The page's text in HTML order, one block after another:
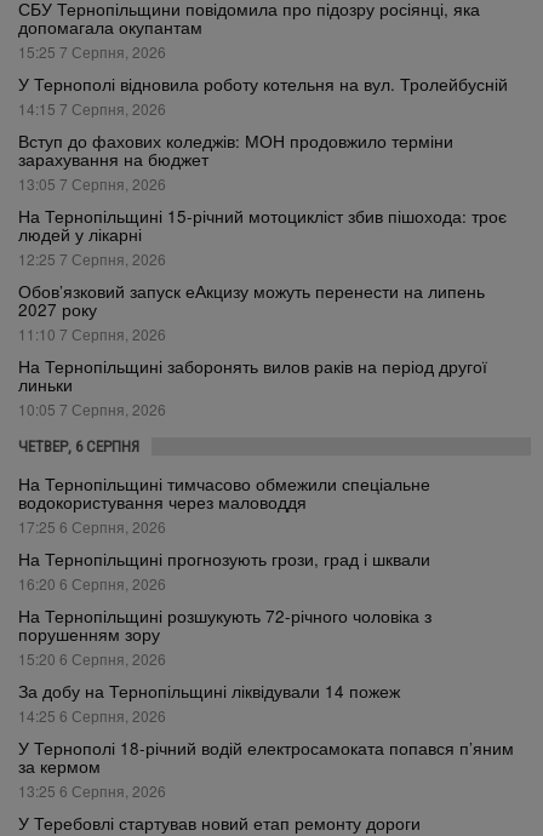
СБУ Тернопільщини повідомила про підозру росіянці, яка
допомагала окупантам
15:25 7 Серпня, 2026
У Тернополі відновила роботу котельня на вул. Тролейбусній
14:15 7 Серпня, 2026
Вступ до фахових коледжів: МОН продовжило терміни
зарахування на бюджет
13:05 7 Серпня, 2026
На Тернопільщині 15-річний мотоцикліст збив пішохода: троє
людей у лікарні
12:25 7 Серпня, 2026
Обов’язковий запуск еАкцизу можуть перенести на липень
2027 року
11:10 7 Серпня, 2026
На Тернопільщині заборонять вилов раків на період другої
линьки
10:05 7 Серпня, 2026
ЧЕТВЕР, 6 СЕРПНЯ
На Тернопільщині тимчасово обмежили спеціальне
водокористування через маловоддя
17:25 6 Серпня, 2026
На Тернопільщині прогнозують грози, град і шквали
16:20 6 Серпня, 2026
На Тернопільщині розшукують 72-річного чоловіка з
порушенням зору
15:20 6 Серпня, 2026
За добу на Тернопільщині ліквідували 14 пожеж
14:25 6 Серпня, 2026
У Тернополі 18-річний водій електросамоката попався п’яним
за кермом
13:25 6 Серпня, 2026
У Теребовлі стартував новий етап ремонту дороги